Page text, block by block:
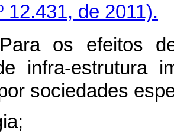
12.431, de 2011).
os efeitos
infra-estrutura
sociedades